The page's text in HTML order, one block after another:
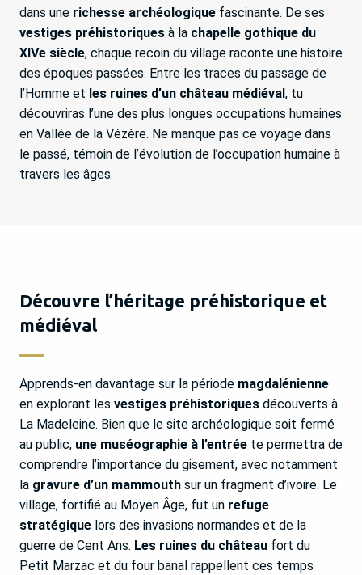
dans une richesse archéologique fascinante. De ses
vestiges préhistoriques à la chapelle gothique du
XIVe siècle, chaque recoin du village raconte une histoire
des époques passées. Entre les traces du passage de
l’Homme et les ruines d’un château médiéval , tu
découvriras l’une des plus longues occupations humaines
en Vallée de la Vézère. Ne manque pas ce voyage dans
le passé, témoin de l’évolution de l’occupation humaine à
travers les âges.
Découvre l’héritage préhistorique et
médiéval
Apprends-en davantage sur la période magdalénienne
en explorant les vestiges préhistoriques découverts à
La Madeleine. Bien que le site archéologique soit fermé
au public, une muséographie à l’entrée te permettra de
comprendre l’importance du gisement, avec notamment
la gravure d’un mammouth sur un fragment d’ivoire. Le
village, fortifié au Moyen Âge, fut un refuge
stratégique lors des invasions normandes et de la
guerre de Cent Ans. Les ruines du château fort du
Petit Marzac et du four banal rappellent ces temps